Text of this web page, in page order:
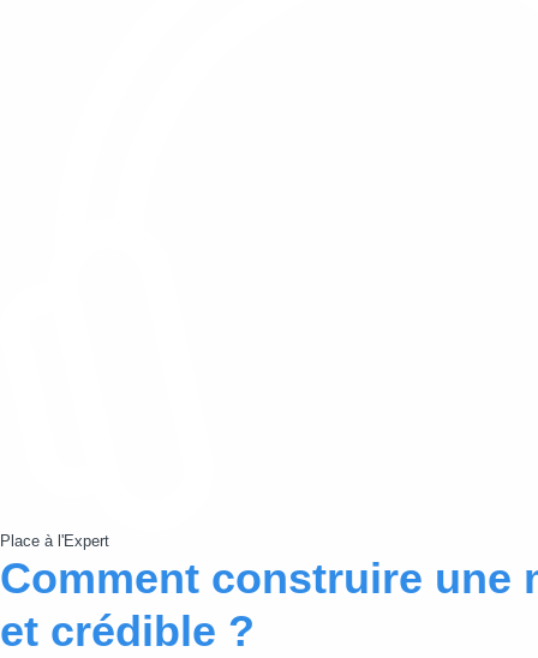
Place à l'Expert
Comment construire une
et crédible ?